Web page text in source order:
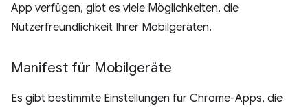
App verfügen, gibt es viele Möglichkeiten, die
Nutzerfreundlichkeit Ihrer Mobilgeräten.
Manifest für Mobilgeräte
Es gibt bestimmte Einstellungen für Chrome-Apps, die